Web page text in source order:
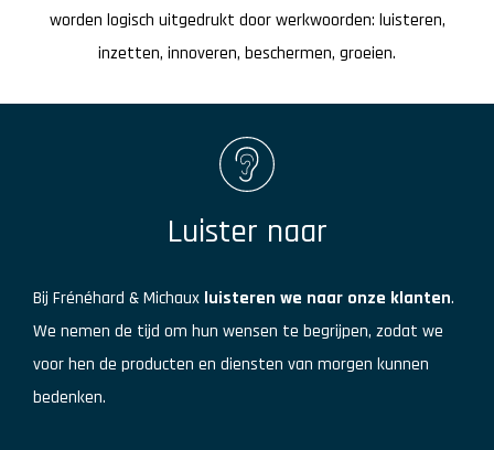
worden logisch uitgedrukt door werkwoorden: luisteren,
inzetten, innoveren, beschermen, groeien.
Luister naar
Bij Frénéhard & Michaux luisteren we naar onze klanten.
We nemen de tijd om hun wensen te begrijpen, zodat we
voor hen de producten en diensten van morgen kunnen
bedenken.